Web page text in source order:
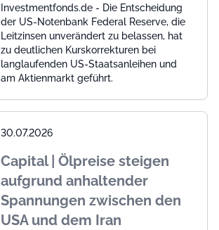
Investmentfonds.de - Die Entscheidung
der US-Notenbank Federal Reserve, die
Leitzinsen unverändert zu belassen, hat
zu deutlichen Kurskorrekturen bei
langlaufenden US-Staatsanleihen und
am Aktienmarkt geführt.
30.07.2026
Capital | Ölpreise steigen
aufgrund anhaltender
Spannungen zwischen den
USA und dem Iran